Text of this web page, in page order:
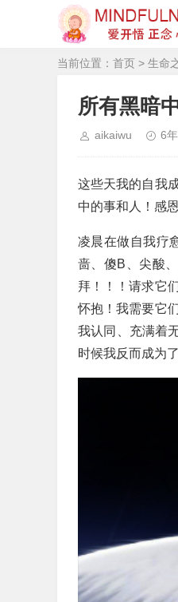
当前位置： 首页 > 生命
所有黑暗
aikaiwu 6
这些天我的自我
中的事和人！感
凌晨在做自我疗
啬、傻B、尖酸
拜！！！请求它
怀抱！我需要它
我认同、充满着
时候我反而成为